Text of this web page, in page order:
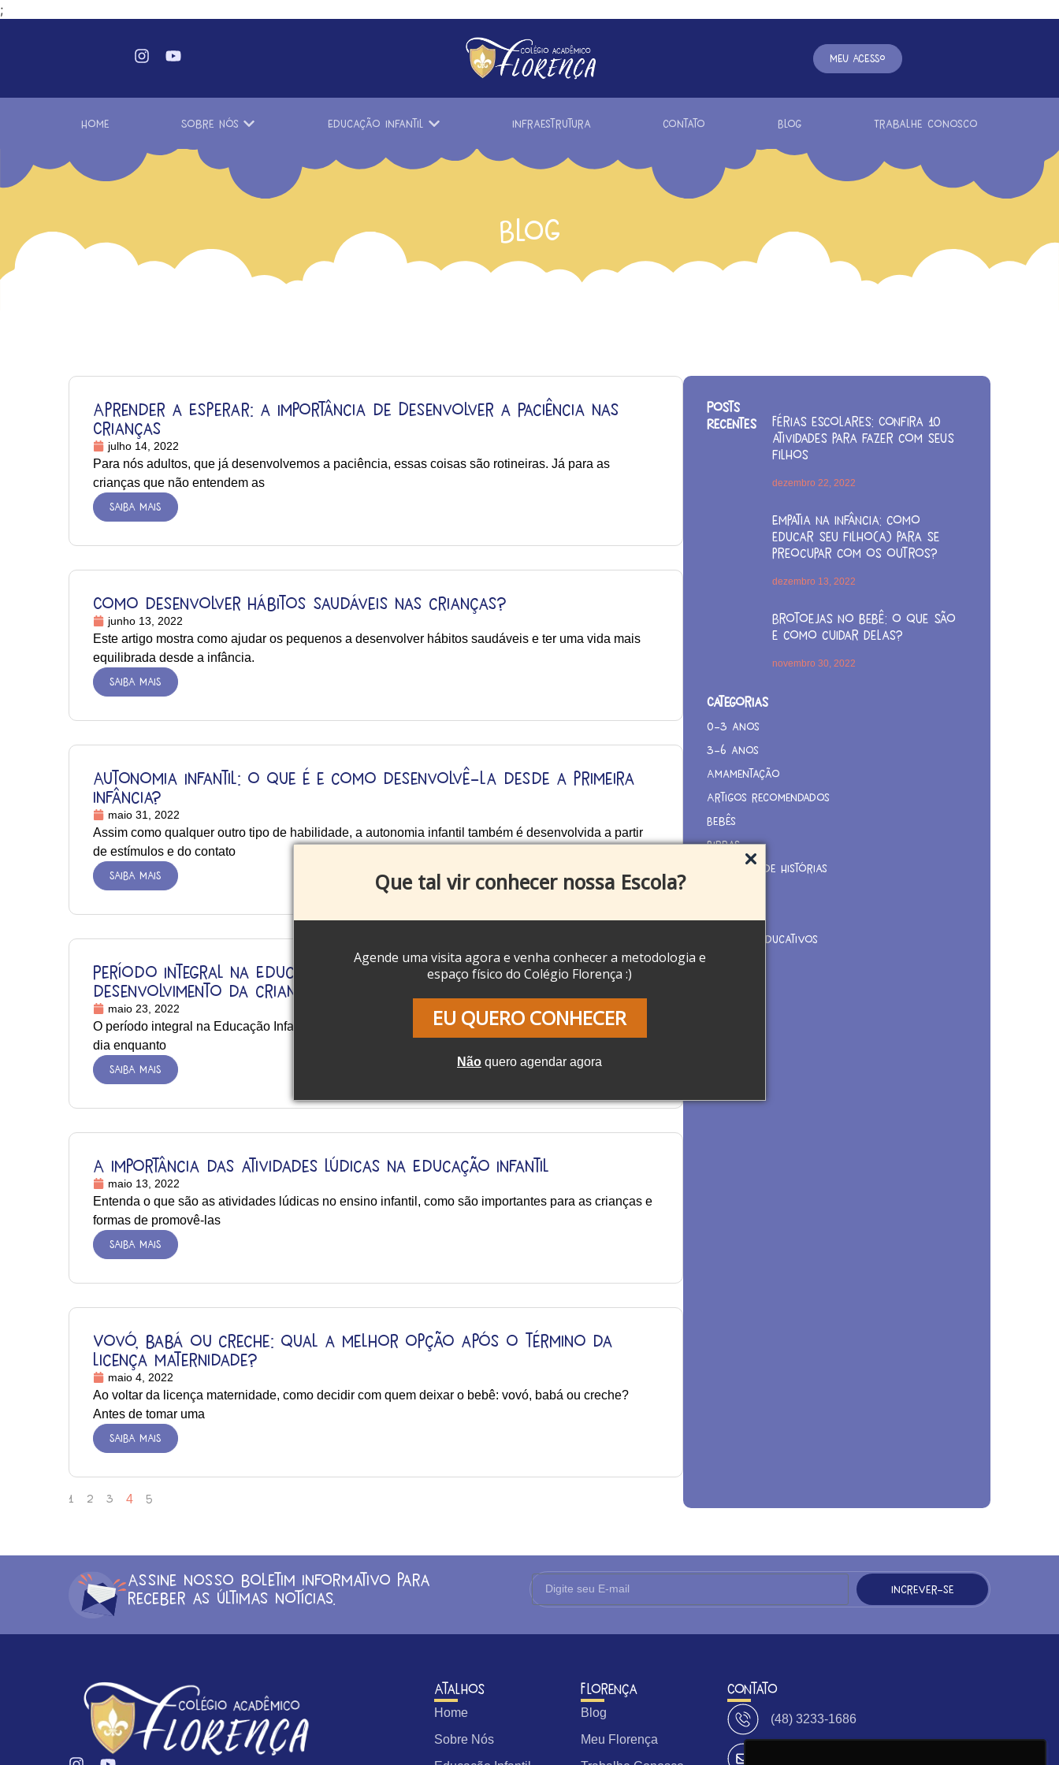
Que tal vir conhecer nossa Escola?
Agende uma visita agora e venha conhecer a metodologia e
espaço físico do Colégio Florença :)
EU QUERO CONHECER
Não quero agendar agora
;
MEU ACESSO
Home Sobre Nós Educação infantil Infraestrutura Contato Blog Trabalhe conosco
Blog
Aprender a Esperar: a Importância de Desenvolver a Paciência nas
Crianças
julho 14, 2022
Para nós adultos, que já desenvolvemos a paciência, essas coisas são rotineiras. Já para as
crianças que não entendem as
SAIBA MAIS
Como desenvolver hábitos saudáveis nas crianças?
junho 13, 2022
Este artigo mostra como ajudar os pequenos a desenvolver hábitos saudáveis e ter uma vida mais
equilibrada desde a infância.
SAIBA MAIS
Autonomia Infantil: o que é e como desenvolvê-la desde a primeira
infância?
maio 31, 2022
Assim como qualquer outro tipo de habilidade, a autonomia infantil também é desenvolvida a partir
de estímulos e do contato
SAIBA MAIS
Período Integral na Educação Infantil: conheça as vantagens para o
desenvolvimento da criança
maio 23, 2022
O período integral na Educação Infantil é muito mais do que um espaço para as crianças passarem o
dia enquanto
SAIBA MAIS
A importância das atividades lúdicas na Educação Infantil
maio 13, 2022
Entenda o que são as atividades lúdicas no ensino infantil, como são importantes para as crianças e
formas de promovê-las
SAIBA MAIS
Vovó, babá ou creche: qual a melhor opção após o término da
licença maternidade?
maio 4, 2022
Ao voltar da licença maternidade, como decidir com quem deixar o bebê: vovó, babá ou creche?
Antes de tomar uma
SAIBA MAIS
1 2 3 4 5
Posts
Recentes
Férias escolares: Confira 10
atividades para fazer com seus
filhos
dezembro 22, 2022
Empatia na infância: como
educar seu filho(a) para se
preocupar com os outros?
dezembro 13, 2022
Brotoejas no bebê: o que são
e como cuidar delas?
novembro 30, 2022
Categorias
0-3 anos
3-6 anos
Amamentação
Artigos recomendados
Bebês
Birras
Contação de Histórias
Materiais Educativos
Assine nosso boletim informativo para
receber as últimas notícias.
Increver-se
Atalhos
Home
Sobre Nós
Florença
Blog
Meu Florença
Contato
(48) 3233-1686